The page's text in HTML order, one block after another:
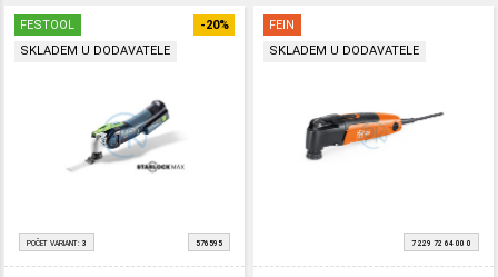
FESTOOL
SKLADEM U DODAVATELE
-20%
POČET VARIANT: 3 576595
FEIN
SKLADEM U DODAVATELE
7 229 72 64 00 0